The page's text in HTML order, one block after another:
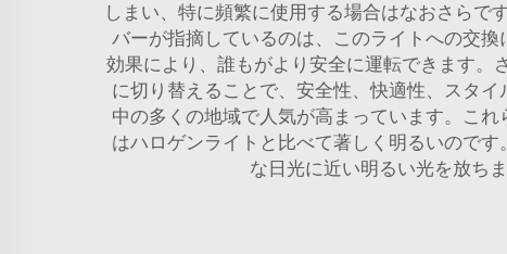
しまい、特に頻繁に使用する場合はなおさら
バーが指摘しているのは、このライトへの交
効果により、誰もがより安全に運転できます
に切り替えることで、安全性、快適性、スタ
中の多くの地域で人気が高まっています。こ
はハロゲンライトと比べて著しく明るいので
な日光に近い明るい光を放ち